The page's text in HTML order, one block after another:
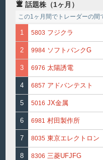
話題株（1ヶ月）
この1ヶ月間でトレーダーの間
1 5803 フジクラ
2 9984 ソフトバンクG
3 6976 太陽誘電
4 6857 アドバンテスト
5 5016 JX金属
6 6981 村田製作所
7 8035 東京エレクトロン
8 8306 三菱UFJFG